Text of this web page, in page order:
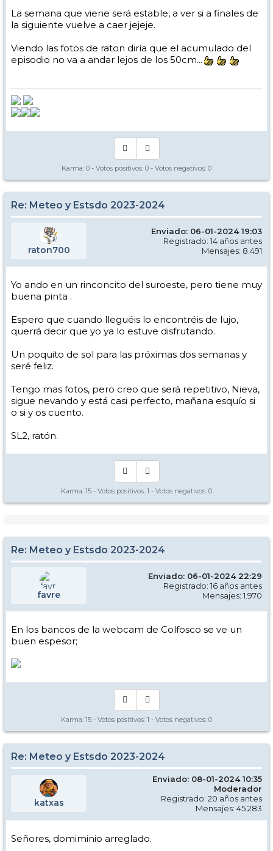
La semana que viene será estable, a ver si a finales de
la siguiente vuelve a caer jejeje.
Viendo las fotos de raton diría que el acumulado del
episodio no va a andar lejos de los 50cm...
Karma: 0 - Votos positivos: 0 - Votos negativos: 0
Re: Meteo y Estsdo 2023-2024
raton700
Enviado: 06-01-2024 19:03
Registrado: 14 años antes
Mensajes: 8.491
Yo ando en un rinconcito del suroeste, pero tiene muy
buena pinta .
Espero que cuando lleguéis lo encontréis de lujo,
querrá decir que yo ya lo estuve disfrutando.
Un poquito de sol para las próximas dos semanas y
seré feliz.
Tengo mas fotos, pero creo que será repetitivo, Nieva,
sigue nevando y está casi perfecto, mañana esquío si
o si y os cuento.
SL2, ratón.
Karma: 15 - Votos positivos: 1 - Votos negativos: 0
Re: Meteo y Estsdo 2023-2024
favre
Enviado: 06-01-2024 22:29
Registrado: 16 años antes
Mensajes: 1.970
En los bancos de la webcam de Colfosco se ve un
buen espesor;
Karma: 15 - Votos positivos: 1 - Votos negativos: 0
Re: Meteo y Estsdo 2023-2024
katxas
Enviado: 08-01-2024 10:35
Moderador
Registrado: 20 años antes
Mensajes: 45.283
Señores, domiminio arreglado.